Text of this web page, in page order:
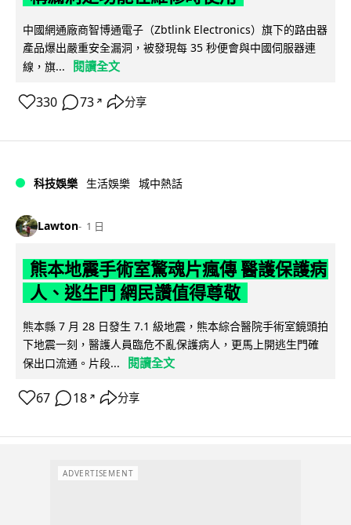
中國網通廠商智博通電子（Zbtlink Electronics）旗下的路由器
產品爆出嚴重安全漏洞，被發現每 35 秒便會與中國伺服器連
線，旗...
閱讀全文
330 73 ↗ 分享
科技娛樂 生活娛樂 城中熱話
Lawton 1 日
熊本地震手術室驚魂片瘋傳 醫護保護病
人、逃生門 網民讚值得尊敬
熊本縣 7 月 28 日發生 7.1 級地震，熊本綜合醫院手術室鏡頭拍
下地震一刻，醫護人員臨危不亂保護病人，更馬上開逃生門確
保出口流通。片段...
閱讀全文
67 18 ↗ 分享
ADVERTISEMENT